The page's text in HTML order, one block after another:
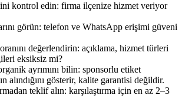
kontrol edin: firma ilçenize hizmet veriyor
görün: telefon ve WhatsApp erişimi güveni
değerlendirin: açıklama, hizmet türleri
eksiksiz mi?
ayrımını bilin: sponsorlu etiket
alındığını gösterir, kalite garantisi değildir.
teklif alın: karşılaştırma için en az 2–3